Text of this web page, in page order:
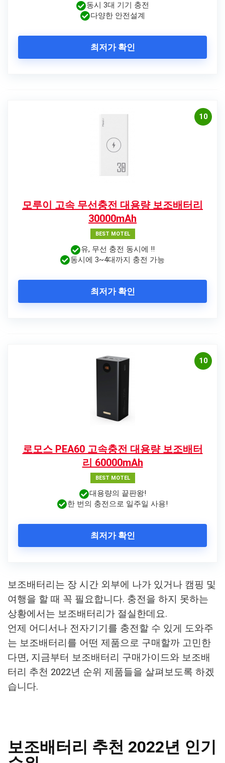
동시 3대 기기 충전
다양한 안전설계
최저가 확인
10
모루이 고속 무선충전 대용량 보조배터리
30000mAh
BEST MOTEL
유, 무선 충전 동시에 !!
동시에 3~4대까지 충전 가능
최저가 확인
10
로모스 PEA60 고속충전 대용량 보조배터
리 60000mAh
BEST MOTEL
대용량의 끝판왕!
한 번의 충전으로 일주일 사용!
최저가 확인
보조배터리는 장 시간 외부에 나가 있거나 캠핑 및
여행을 할 때 꼭 필요합니다. 충전을 하지 못하는
상황에서는 보조배터리가 절실한데요.
언제 어디서나 전자기기를 충전할 수 있게 도와주
는 보조배터리를 어떤 제품으로 구매할까 고민한
다면, 지금부터 보조배터리 구매가이드와 보조배
터리 추천 2022년 순위 제품들을 살펴보도록 하겠
습니다.
보조배터리 추천 2022년 인기